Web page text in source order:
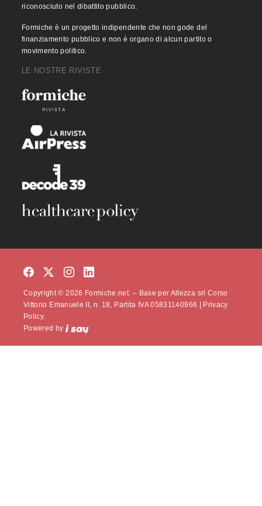
riconosciuto nel dibattito pubblico.
Formiche è un progetto indipendente che non gode del
finanziamento pubblico e non è organo di alcun partito o
movimento politico.
LE NOSTRE RIVISTE
Copyright © 2026 Formiche.net. – Base per Altezza srl Corso
Vittorio Emanuele II, n. 18, Partita IVA 05831140966 |
Privacy
Policy.
Powered by